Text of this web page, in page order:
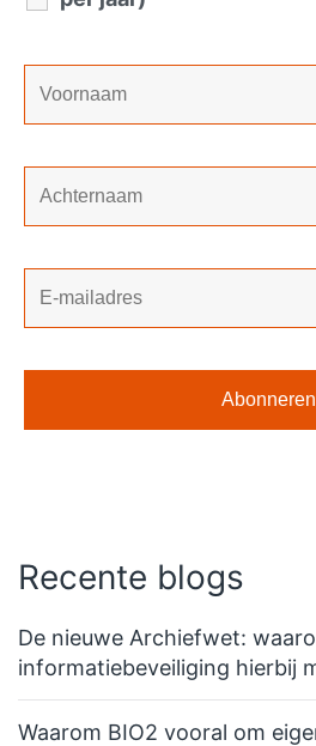
Recente blogs
De nieuwe Archiefwet:
informatiebeveiliging hierbij
Waarom BIO2 vooral om